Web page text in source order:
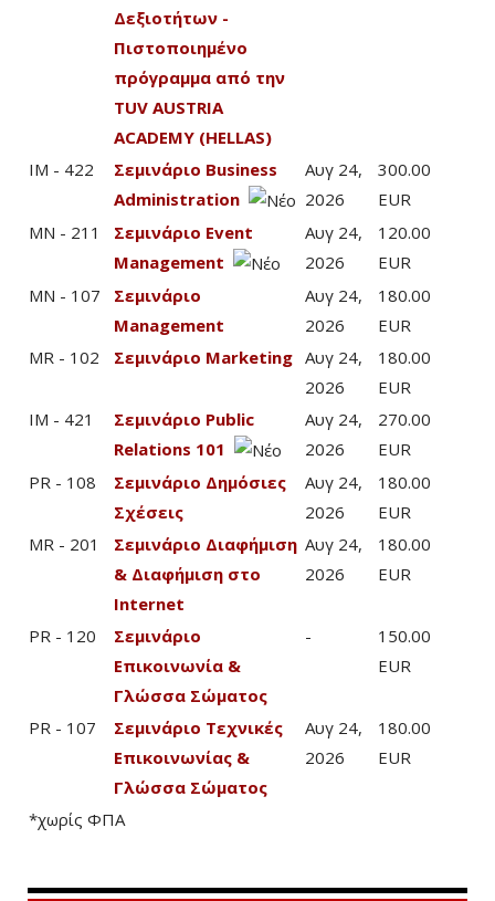
Δεξιοτήτων -
Πιστοποιημένο
πρόγραμμα από την
TUV AUSTRIA
ACADEMY (HELLAS)
IM - 422
Σεμινάριο Business
Administration
Αυγ 24,
2026
300.00
EUR
MN - 211
Σεμινάριο Event
Management
Αυγ 24,
2026
120.00
EUR
MN - 107
Σεμινάριο
Management
Αυγ 24,
2026
180.00
EUR
MR - 102
Σεμινάριο Marketing Αυγ 24,
2026
180.00
EUR
IM - 421
Σεμινάριο Public
Relations 101
Αυγ 24,
2026
270.00
EUR
PR - 108
Σεμινάριο Δημόσιες
Σχέσεις
Αυγ 24,
2026
180.00
EUR
MR - 201
Σεμινάριο Διαφήμιση
& Διαφήμιση στο
Internet
Αυγ 24,
2026
180.00
EUR
PR - 120
Σεμινάριο
Επικοινωνία &
Γλώσσα Σώματος
-
150.00
EUR
PR - 107
Σεμινάριο Τεχνικές
Επικοινωνίας &
Γλώσσα Σώματος
Αυγ 24,
2026
180.00
EUR
*χωρίς ΦΠΑ